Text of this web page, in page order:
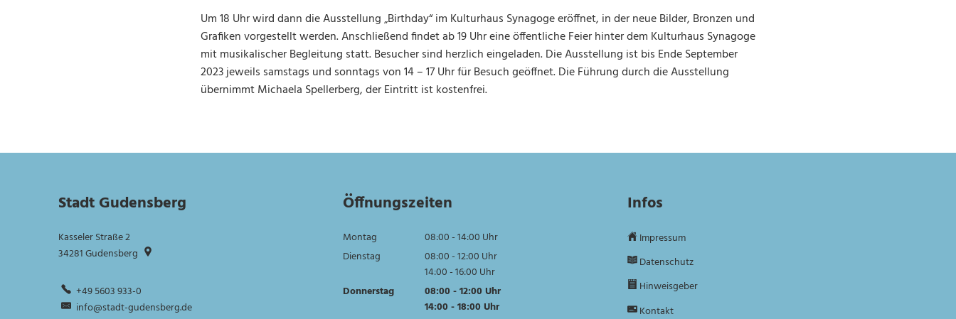
Um 18 Uhr wird dann die Ausstellung „Birthday“ im Kulturhaus Synagoge eröffnet, in der neue Bilder, Bronzen und
Grafiken vorgestellt werden. Anschließend findet ab 19 Uhr eine öffentliche Feier hinter dem Kulturhaus Synagoge
mit musikalischer Begleitung statt. Besucher sind herzlich eingeladen. Die Ausstellung ist bis Ende September
2023 jeweils samstags und sonntags von 14 – 17 Uhr für Besuch geöffnet. Die Führung durch die Ausstellung
übernimmt Michaela Spellerberg, der Eintritt ist kostenfrei.
Stadt Gudensberg
Kasseler Straße 2
34281Gudensberg
+49 5603 933-0
info@stadt-gudensberg.de
Öffnungszeiten
Montag 08:00-14:00 Uhr
Von 08:00 bis 14:00 Uhr
Dienstag 08:00-12:00 Uhr
Von 08:00 bis 12:00 Uhr
14:00-16:00 Uhr
Von 14:00 bis 16:00 Uhr
Donnerstag 08:00 -12:00 Uhr
Von 08:00 bis 12:00 Uhr
14:00 -18:00 Uhr
Infos
Impressum
Datenschutz
Hinweisgeber
Kontakt